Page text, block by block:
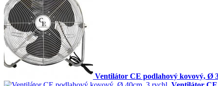
Ventilátor CE podlahový kovový, Ø